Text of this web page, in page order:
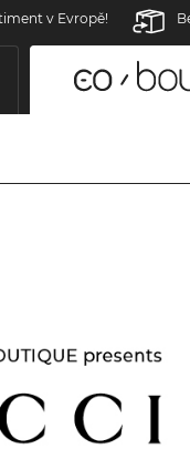
v Evropě!